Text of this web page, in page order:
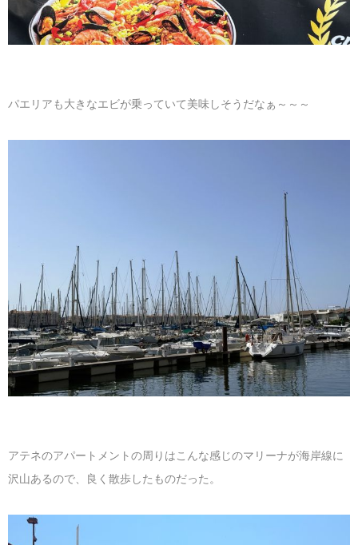
パエリアも大きなエビが乗っていて美味しそうだなぁ～～～
アテネのアパートメントの周りはこんな感じのマリーナが海岸線に
沢山あるので、良く散歩したものだった。